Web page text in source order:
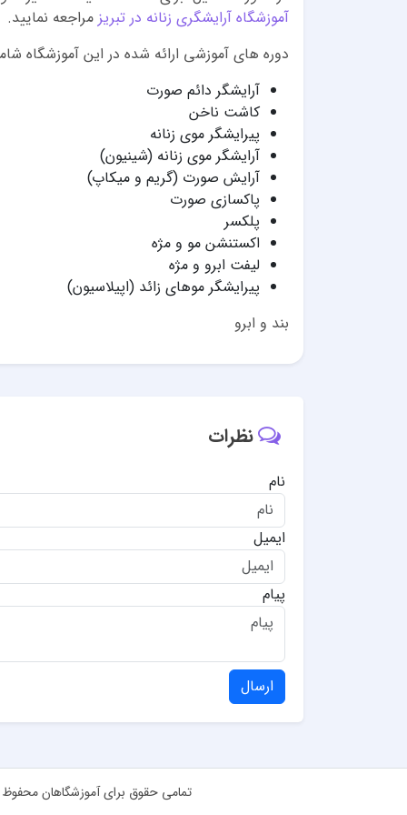
آموزشگاه آرایشگری زنانه در تبریز مراجعه نمایید.
دوره های آموزشی ارائه شده در این آموزشگاه
آرایشگر دائم صورت
کاشت ناخن
پیرایشگر موی زنانه
آرایشگر موی زنانه (شینیون)
آرایش صورت (گریم و میکاپ)
پاکسازی صورت
پلکسر
اکستنشن مو و مژه
لیفت ابرو و مژه
پیرایشگر موهای زائد (اپیلاسیون)
بند و ابرو
نظرات
نام
ایمیل
پیام
ارسال
تمامی حقوق برای آموزشگاهان